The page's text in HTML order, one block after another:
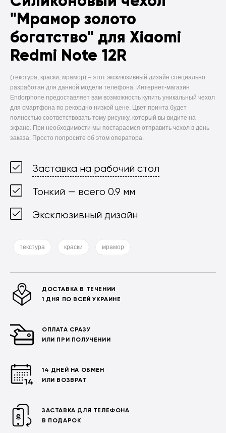
"Мрамор золото
богатство" для Xiaomi
Redmi Note 12R
(текстура, краски, мрамор) – этот эксклюзивный дизайн специально
разработан для данной модели телефона. Интернет-магазин
Endorphone предоставляет вам возможность купить уникальный чехол
для смартфона по рекордно низкой цене. Цвет принта будет
полностью соответствовать тому рисунку, который вы видите на
экране. При необходимости мы постараемся отправить чехол в день
заказа. Просто попросите об этом оператора.
Заставка на рабочий стол
Тонкий — всего 0.9 мм
Эксклюзивный дизайн
текстура краски мрамор
ДОСТАВКА В ТЕЧЕНИИ
1 ДНЯ ПО ВСЕЙ УКРАИНЕ
ОПЛАТА СРАЗУ
ИЛИ ПРИ ПОЛУЧЕНИИ
14 ДНЕЙ НА ОБМЕН
ИЛИ ВОЗВРАТ
ЗАСТАВКА ДЛЯ ТЕЛЕФОНА
В ПОДАРОК